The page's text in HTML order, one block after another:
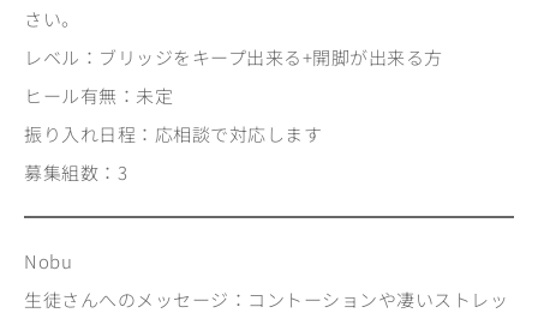
さい。
レベル：ブリッジをキープ出来る+開脚が出来る方
ヒール有無：未定
振り入れ日程：応相談で対応します
募集組数：3
Nobu
生徒さんへのメッセージ：コントーションや凄いストレッ